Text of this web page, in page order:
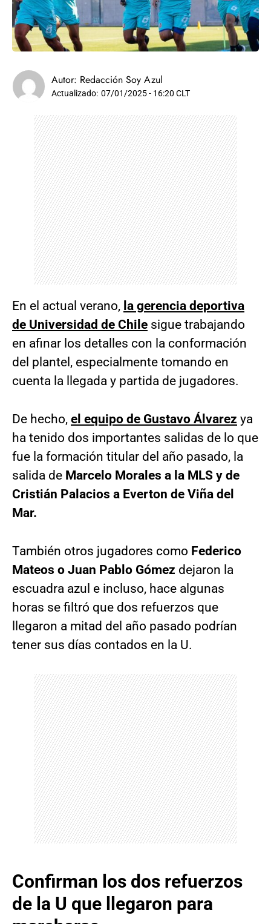
Autor: Redacción Soy Azul
Actualizado: 07/01/2025 - 16:20 CLT
En el actual verano, la gerencia deportiva
de Universidad de Chile sigue trabajando
en afinar los detalles con la conformación
del plantel, especialmente tomando en
cuenta la llegada y partida de jugadores.
De hecho, el equipo de Gustavo Álvarez ya
ha tenido dos importantes salidas de lo que
fue la formación titular del año pasado, la
salida de Marcelo Morales a la MLS y de
Cristián Palacios a Everton de Viña del
Mar.
También otros jugadores como Federico
Mateos o Juan Pablo Gómez dejaron la
escuadra azul e incluso, hace algunas
horas se filtró que dos refuerzos que
llegaron a mitad del año pasado podrían
tener sus días contados en la U.
Confirman los dos refuerzos
de la U que llegaron para